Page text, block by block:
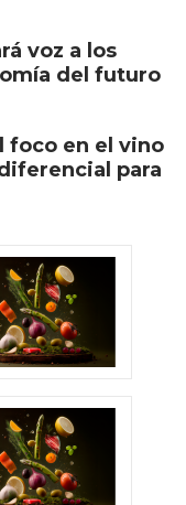
voz a los
del futuro
foco en el vino
para